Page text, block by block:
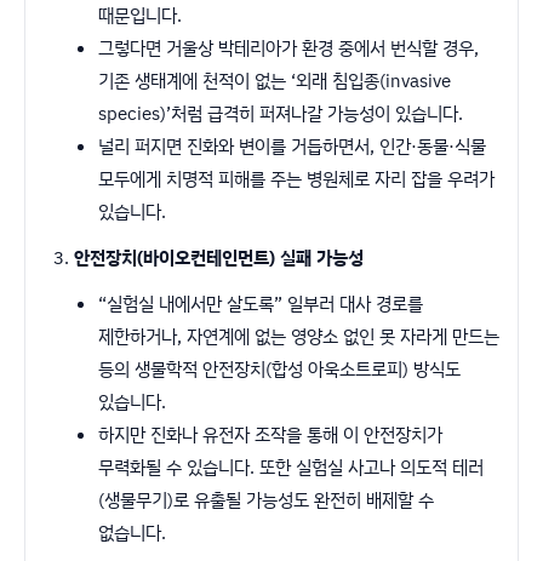
때문입니다.
그렇다면 거울상 박테리아가 환경 중에서 번식할 경우,
기존 생태계에 천적이 없는 ‘외래 침입종(invasive
species)’처럼 급격히 퍼져나갈 가능성이 있습니다.
널리 퍼지면 진화와 변이를 거듭하면서, 인간·동물·식물
모두에게 치명적 피해를 주는 병원체로 자리 잡을 우려가
있습니다.
안전장치(바이오컨테인먼트) 실패 가능성
“실험실 내에서만 살도록” 일부러 대사 경로를
제한하거나, 자연계에 없는 영양소 없인 못 자라게 만드는
등의 생물학적 안전장치(합성 아욱소트로피) 방식도
있습니다.
하지만 진화나 유전자 조작을 통해 이 안전장치가
무력화될 수 있습니다. 또한 실험실 사고나 의도적 테러
(생물무기)로 유출될 가능성도 완전히 배제할 수
없습니다.